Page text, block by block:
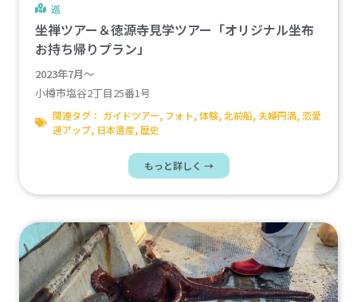
巡
坐禅ツアー＆徳源寺見学ツアー「オリジナル坐布
お持ち帰りプラン」
2023年7月～
小樽市塩谷2丁目25番1号
関連タグ： ガイドツアー, フォト,体験,北前船, 夫婦円満,恋愛
運アップ, 日本遺産,歴史
もっと詳しく →